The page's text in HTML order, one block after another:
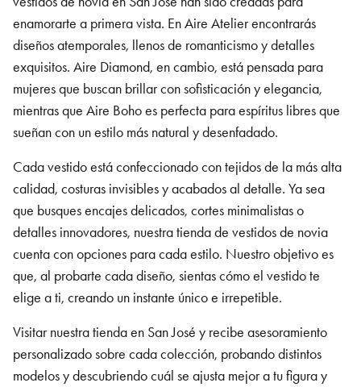
enamorarte a primera vista. En Aire Atelier encontrarás
diseños atemporales, llenos de romanticismo y detalles
exquisitos. Aire Diamond, en cambio, está pensada para
mujeres que buscan brillar con sofisticación y elegancia,
mientras que Aire Boho es perfecta para espíritus libres que
sueñan con un estilo más natural y desenfadado.
Cada vestido está confeccionado con tejidos de la más alta
calidad, costuras invisibles y acabados al detalle. Ya sea
que busques encajes delicados, cortes minimalistas o
detalles innovadores, nuestra tienda de vestidos de novia
cuenta con opciones para cada estilo. Nuestro objetivo es
que, al probarte cada diseño, sientas cómo el vestido te
elige a ti, creando un instante único e irrepetible.
Visitar nuestra tienda en San José y recibe asesoramiento
personalizado sobre cada colección, probando distintos
modelos y descubriendo cuál se ajusta mejor a tu figura y